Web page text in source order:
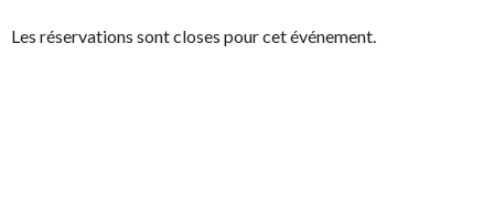
Les réservations sont closes pour cet événement.